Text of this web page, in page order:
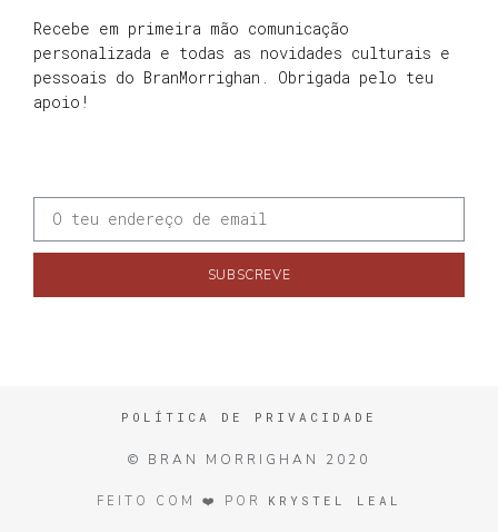
Recebe em primeira mão comunicação
personalizada e todas as novidades culturais e
pessoais do BranMorrighan. Obrigada pelo teu
apoio!
SUBSCREVE
POLÍTICA DE PRIVACIDADE
© BRAN MORRIGHAN 2020
FEITO COM ❤️ POR KRYSTEL LEAL